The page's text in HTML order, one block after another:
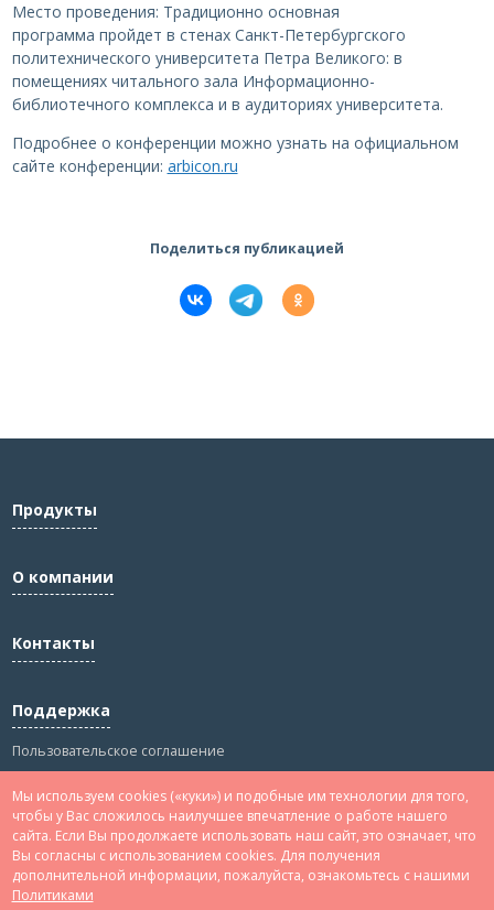
Мы используем cookies («куки») и подобные им технологии для того,
чтобы у Вас сложилось наилучшее впечатление о работе нашего
сайта. Если Вы продолжаете использовать наш сайт, это означает, что
Вы согласны с использованием cookies. Для получения
дополнительной информации, пожалуйста, ознакомьтесь с нашими
Политиками
Место проведения: Традиционно основная
программа пройдет в стенах Санкт-Петербургского
политехнического университета Петра Великого: в
помещениях читального зала Информационно-
библиотечного комплекса и в аудиториях университета.
Подробнее о конференции можно узнать на официальном
сайте конференции: arbicon.ru
Поделиться публикацией
Продукты
О компании
Контакты
Поддержка
Пользовательское соглашение
Сведения